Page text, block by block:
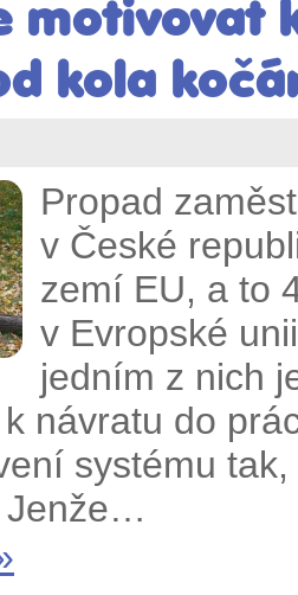
motivovat
kola
Propad
v České
zemí EU, a to
v Evropské
jedním z nich
návratu do
systému
Jenže…